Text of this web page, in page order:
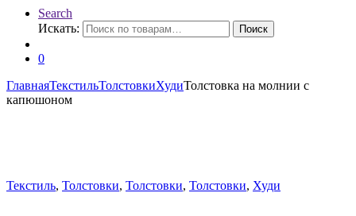
Search
Искать:
Поиск
0
ГлавнаяТекстильТолстовкиХудиТолстовка на молнии с
капюшоном
Текстиль, Толстовки, Толстовки, Толстовки, Худи